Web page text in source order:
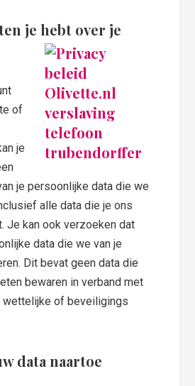
je hebt over je
of
je
je persoonlijke data die we
alle data die je ons
Je kan ook verzoeken dat
data die we van je
Dit bevat geen data die
bewaren in verband met
wettelijke of beveiligings
data naartoe